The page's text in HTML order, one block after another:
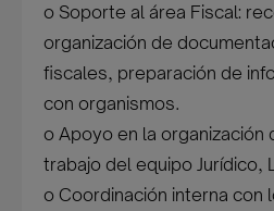
o Soporte al área Fiscal:
organización de
fiscales, preparación de
con organismos.
o Apoyo en la organización
trabajo del equipo Jurídico,
o Coordinación interna con